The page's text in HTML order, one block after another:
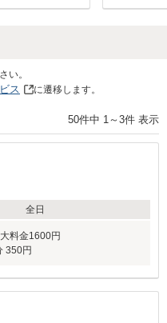
して頂き手続
す
い。
ス に遷移します。
50件中 1 ～ 3件 表示
全日
料金1600円
350円